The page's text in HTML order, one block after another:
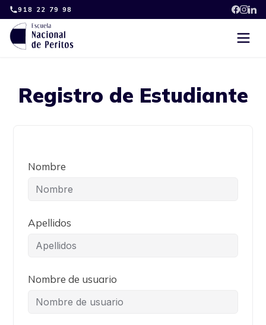
Skip
to
content
918 22 79 98
Registro de Estudiante
Nombre
Apellidos
Nombre de usuario